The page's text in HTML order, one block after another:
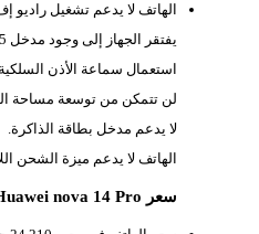
الهاتف لا يدعم تشغيل راديو
يفتقر الجهاز إلى وجود مدخل
استعمال سماعة الأذن
لن تتمكن من توسعة مساحة
لا يدعم مدخل بطاقة الذاكرة.
الهاتف لا يدعم ميزة الشحن
سعر Huawei nova 14 Pro